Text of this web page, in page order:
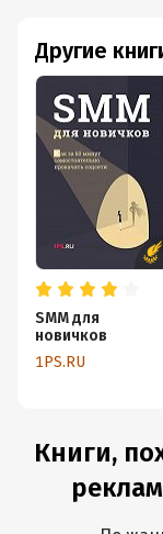
Другие
SMM для
новичков
1PS.RU
Книги,